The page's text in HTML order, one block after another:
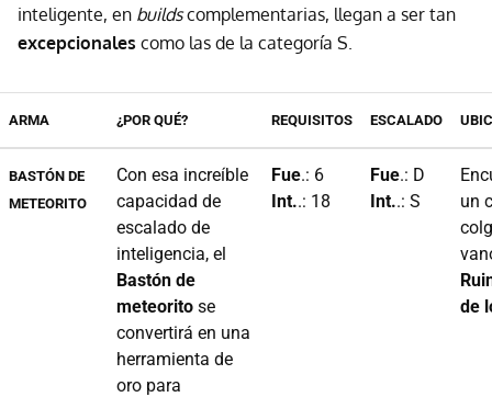
inteligente, en buildscomplementarias, llegan a ser tan
excepcionales como las de la categoría S.
ARMA ¿POR QUÉ? REQUISITOS ESCALADO
BASTÓN DE
METEORITO
Con esa increíble
capacidad de
escalado de
inteligencia, el
Bastón de
meteorito se
convertirá en una
herramienta de
oro para
Fue.: 6
Int..: 18
Fue.: D
Int..: S
un
de